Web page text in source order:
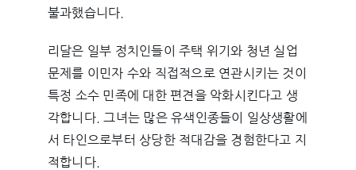
불과했습니다.
리달은 일부 정치인들이 주택 위기와 청년 실업
문제를 이민자 수와 직접적으로 연관시키는 것이
특정 소수 민족에 대한 편견을 악화시킨다고 생
각합니다. 그녀는 많은 유색인종들이 일상생활에
서 타인으로부터 상당한 적대감을 경험한다고 지
적합니다.